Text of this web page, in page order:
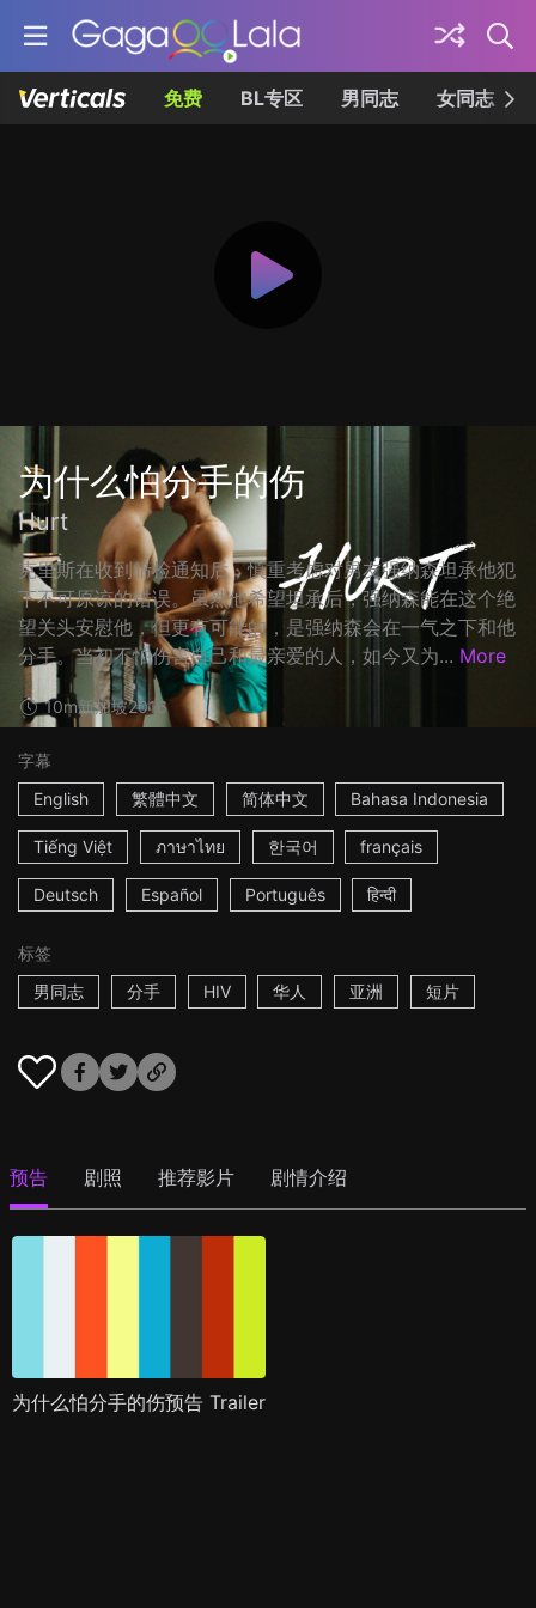
免费 BL专区 男同志 女同志
为什么怕分手的伤
Hurt
克里斯在收到筛检通知后，慎重考虑对男友强纳森坦承他犯
下不可原谅的错误。虽然他希望坦承后，强纳森能在这个绝
望关头安慰他，但更有可能的，是强纳森会在一气之下和他
分手。当初不怕伤害自己和最亲爱的人，如今又为... More
10m新加坡2016
字幕
English
繁體中文 简体中文 Bahasa Indonesia
Tiếng Việt ภาษาไทย 한국어 français
Deutsch Español Português हिन्दी
标签
男同志
分手 HIV 华人 亚洲 短片
预告 剧照 推荐影片 剧情介绍
为什么怕分手的伤预告 Trailer